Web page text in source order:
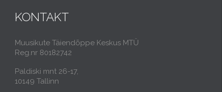
KONTAKT
Muusikute Täiendõppe Keskus MTÜ
Reg.nr 80182742
Paldiski mnt 26-17,
10149 Tallinn